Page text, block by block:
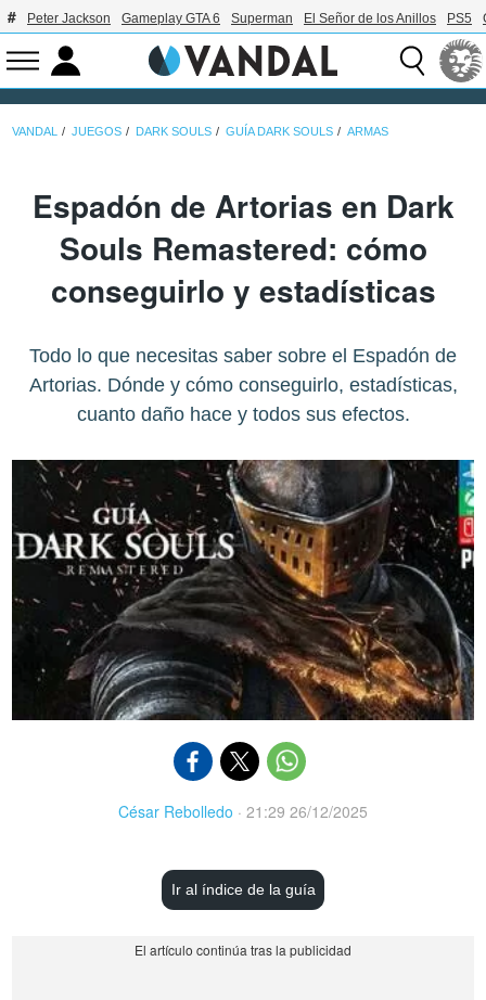
Peter Jackson Gameplay GTA 6 Superman El Señor de los Anillos PS5
VANDAL JUEGOS DARK SOULS GUÍA DARK SOULS ARMAS
Espadón de Artorias en Dark
Souls Remastered: cómo
conseguirlo y estadísticas
Todo lo que necesitas saber sobre el Espadón de
Artorias. Dónde y cómo conseguirlo, estadísticas,
cuanto daño hace y todos sus efectos.
César Rebolledo · 21:29 26/12/2025
Ir al índice de la guía